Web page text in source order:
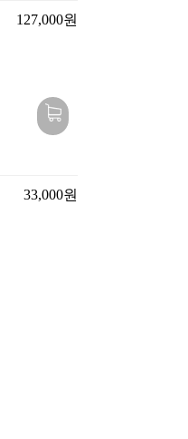
127,000원
33,000원